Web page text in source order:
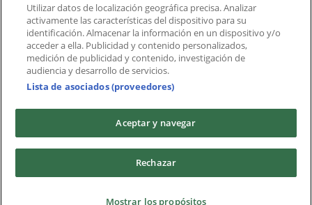
Productos locales
Ciudades
Descargar la APP Tiendeo
Copyright © Tiendeo ® 2026 · Shopfully Marketing S.L.U. –
Términos y condicionesPolítica de privacidad
Utilizar datos de localización geográfica precisa. Analizar
activamente las características del dispositivo para su
identificación. Almacenar la información en un dispositivo y/o
acceder a ella. Publicidad y contenido personalizados,
medición de publicidad y contenido, investigación de
audiencia y desarrollo de servicios.
Lista de asociados (proveedores)
Aceptar y navegar
Rechazar
Mostrar los propósitos